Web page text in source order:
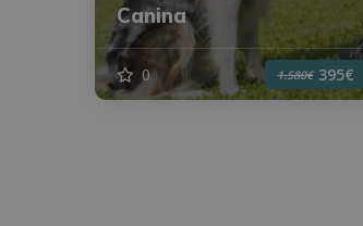
Canina
0 1.580€ 395€